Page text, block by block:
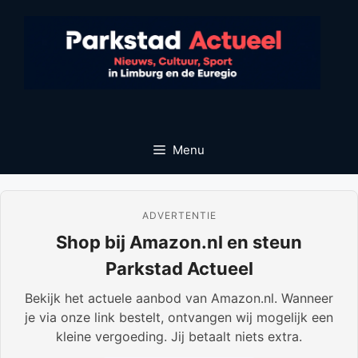
Menu
ADVERTENTIE
Shop bij Amazon.nl en steun
Parkstad Actueel
Bekijk het actuele aanbod van Amazon.nl. Wanneer
je via onze link bestelt, ontvangen wij mogelijk een
kleine vergoeding. Jij betaalt niets extra.